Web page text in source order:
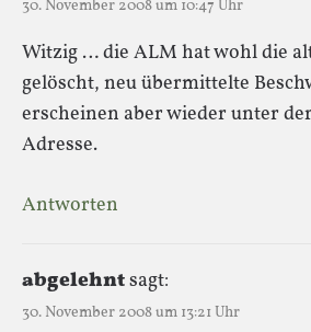
30. November 2008 um 10:47 Uhr
Witzig … die ALM hat wohl die
gelöscht, neu übermittelte
erscheinen aber wieder unter
Adresse.
Antworten
abgelehntsagt:
30. November 2008 um 13:21 Uhr